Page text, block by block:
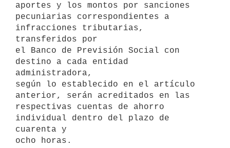
aportes y los montos por sanciones
pecuniarias correspondientes a
infracciones tributarias,
transferidos por
el Banco de Previsión Social con
destino a cada entidad
administradora,
según lo establecido en el artículo
anterior, serán acreditados en las
respectivas cuentas de ahorro
individual dentro del plazo de
cuarenta y